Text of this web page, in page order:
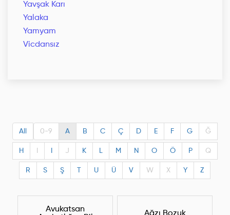
Yavşak Karı
Yalaka
Yamyam
Vicdansız
All 0-9 A B C Ç D E F G Ğ
H J K L M N O Ö P Q
R S Ş U Ü V W X Y Z
Avukatsan